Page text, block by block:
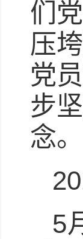
们
压
党
步
念。
5